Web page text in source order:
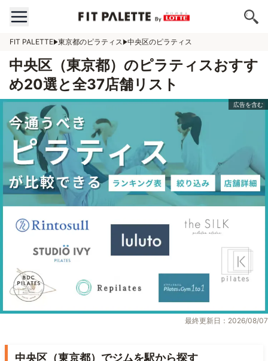
FIT PALETTE 東京都のピラティス 中央区のピラティス
中央区（東京都）のピラティスおすす
め20選と全37店舗リスト
最終更新日：2026/08/07
中央区（東京都）でジムを駅から探す